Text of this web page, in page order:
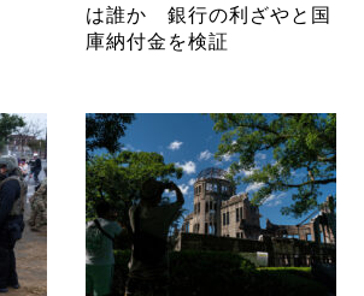
は誰か 銀行の利ざやと国
庫納付金を検証